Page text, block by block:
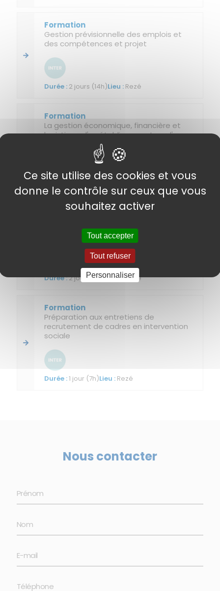
Gestion prévisionnelle des emplois et
des compétences et projet
2 jours (14h) Rezé
La gestion économique, financière et
logistique d'un établissement ou d'un
3 jours (21h) Rezé
service de la conduite du changement
2 jours (14h) Rezé
Préparation aux entretiens de
recrutement de cadres en intervention
sociale
1 jour (7h) Rezé
Nous contacter
Ce site utilise des cookies et vous
donne le contrôle sur ceux que vous
souhaitez activer
Tout accepter
Tout refuser
Personnaliser